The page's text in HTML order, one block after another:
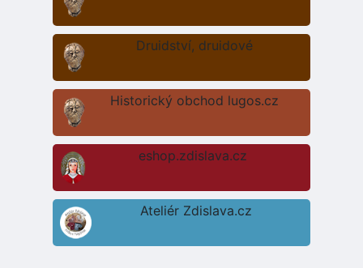
Druidství, druidové
Historický obchod lugos.cz
eshop.zdislava.cz
Ateliér Zdislava.cz